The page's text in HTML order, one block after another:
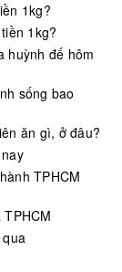
1kg?
1kg?
huỳnh đế hôm
sống bao
ăn gì, ở đâu?
TPHCM